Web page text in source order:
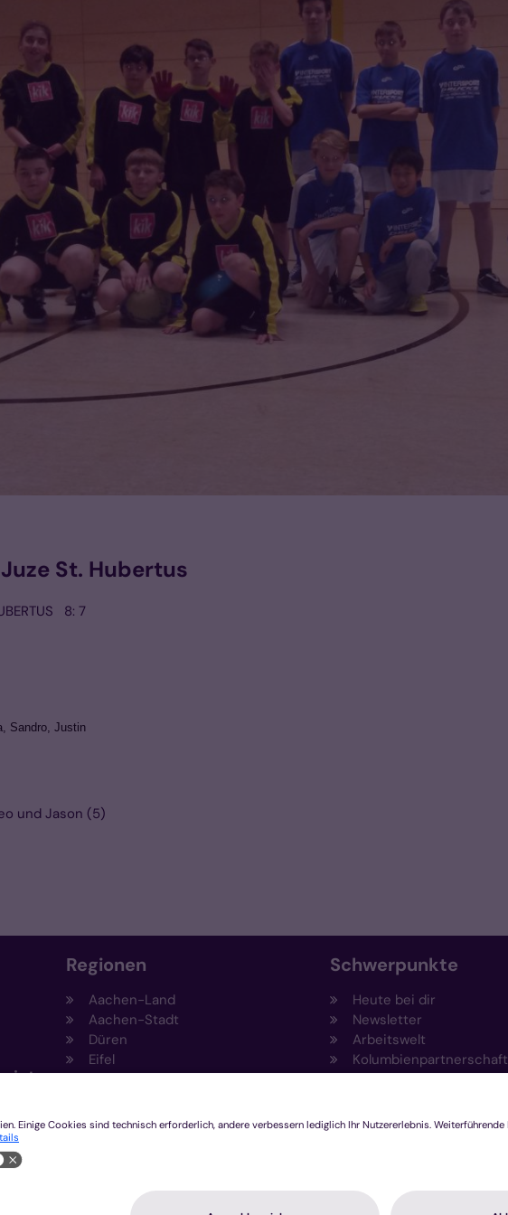
St. Hubertus
8: 7
Sandro, Justin
und Jason (5)
Regionen
Aachen-Land
Aachen-Stadt
Düren
Eifel
Krefeld
Schwerpunkte
Heute bei dir
Newsletter
Arbeitswelt
Kolumbienpartnerschaft
Fundraising